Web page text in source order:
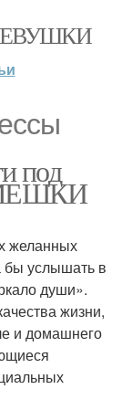
под
желанных
бы услышать в
души».
жизни,
и домашнего